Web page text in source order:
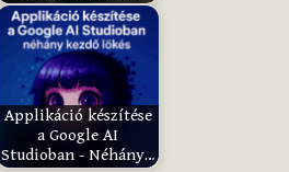
Applikáció készítése
a Google AI
Studioban - Néhány…